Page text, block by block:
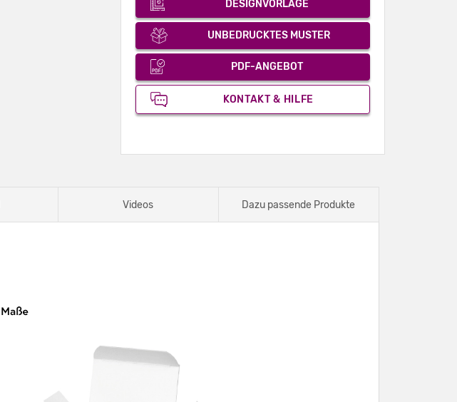
DESIGNVORLAGE
UNBEDRUCKTES MUSTER
PDF-ANGEBOT
KONTAKT & HILFE
Videos Dazu passende Produkte